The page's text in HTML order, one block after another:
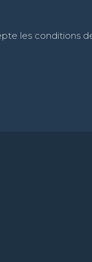
les conditions